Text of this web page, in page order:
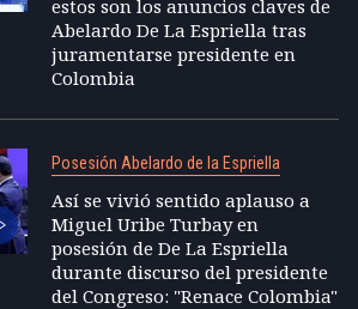
estos son los anuncios claves de
Abelardo De La Espriella tras
juramentarse presidente en
Colombia
Posesión Abelardo de la Espriella
Así se vivió sentido aplauso a
Miguel Uribe Turbay en
posesión de De La Espriella
durante discurso del presidente
del Congreso: "Renace Colombia"